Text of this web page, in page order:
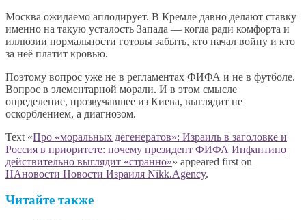
Москва ожидаемо аплодирует. В Кремле давно делают ставку
именно на такую усталость Запада — когда ради комфорта и
иллюзии нормальности готовы забыть, кто начал войну и кто
за неё платит кровью.
Поэтому вопрос уже не в регламентах ФИФА и не в футболе.
Вопрос в элементарной морали. И в этом смысле
определение, прозвучавшее из Киева, выглядит не
оскорблением, а диагнозом.
Text «Про «моральных дегенератов»: Израиль в заголовке и
Россия в приоритете: почему президент ФИФА Инфантино
действительно выглядит «странно»» appeared first on
НАновости Новости Израиля Nikk.Agency.
Читайте также